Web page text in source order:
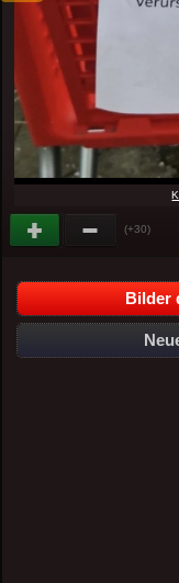
(+30)
Bilder